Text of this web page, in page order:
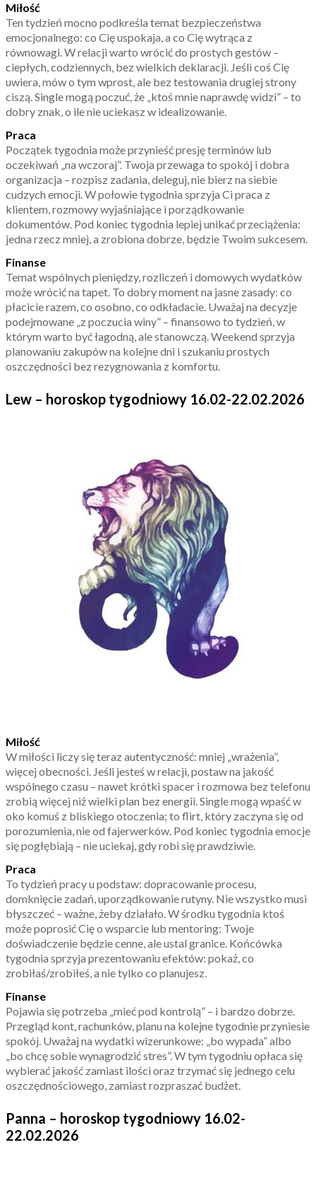
Miłość
Ten tydzień mocno podkreśla temat bezpieczeństwa
emocjonalnego: co Cię uspokaja, a co Cię wytrąca z
równowagi. W relacji warto wrócić do prostych gestów –
ciepłych, codziennych, bez wielkich deklaracji. Jeśli coś Cię
uwiera, mów o tym wprost, ale bez testowania drugiej strony
ciszą. Single mogą poczuć, że „ktoś mnie naprawdę widzi” – to
dobry znak, o ile nie uciekasz w idealizowanie.
Praca
Początek tygodnia może przynieść presję terminów lub
oczekiwań „na wczoraj”. Twoja przewaga to spokój i dobra
organizacja – rozpisz zadania, deleguj, nie bierz na siebie
cudzych emocji. W połowie tygodnia sprzyja Ci praca z
klientem, rozmowy wyjaśniające i porządkowanie
dokumentów. Pod koniec tygodnia lepiej unikać przeciążenia:
jedna rzecz mniej, a zrobiona dobrze, będzie Twoim sukcesem.
Finanse
Temat wspólnych pieniędzy, rozliczeń i domowych wydatków
może wrócić na tapet. To dobry moment na jasne zasady: co
płacicie razem, co osobno, co odkładacie. Uważaj na decyzje
podejmowane „z poczucia winy” – finansowo to tydzień, w
którym warto być łagodną, ale stanowczą. Weekend sprzyja
planowaniu zakupów na kolejne dni i szukaniu prostych
oszczędności bez rezygnowania z komfortu.
Lew – horoskop tygodniowy 16.02-22.02.2026
Miłość
W miłości liczy się teraz autentyczność: mniej „wrażenia”,
więcej obecności. Jeśli jesteś w relacji, postaw na jakość
wspólnego czasu – nawet krótki spacer i rozmowa bez telefonu
zrobią więcej niż wielki plan bez energii. Single mogą wpaść w
oko komuś z bliskiego otoczenia; to flirt, który zaczyna się od
porozumienia, nie od fajerwerków. Pod koniec tygodnia emocje
się pogłębiają – nie uciekaj, gdy robi się prawdziwie.
Praca
To tydzień pracy u podstaw: dopracowanie procesu,
domknięcie zadań, uporządkowanie rutyny. Nie wszystko musi
błyszczeć – ważne, żeby działało. W środku tygodnia ktoś
może poprosić Cię o wsparcie lub mentoring: Twoje
doświadczenie będzie cenne, ale ustal granice. Końcówka
tygodnia sprzyja prezentowaniu efektów: pokaż, co
zrobiłaś/zrobiłeś, a nie tylko co planujesz.
Finanse
Pojawia się potrzeba „mieć pod kontrolą” – i bardzo dobrze.
Przegląd kont, rachunków, planu na kolejne tygodnie przyniesie
spokój. Uważaj na wydatki wizerunkowe: „bo wypada” albo
„bo chcę sobie wynagrodzić stres”. W tym tygodniu opłaca się
wybierać jakość zamiast ilości oraz trzymać się jednego celu
oszczędnościowego, zamiast rozpraszać budżet.
Panna – horoskop tygodniowy 16.02-
22.02.2026